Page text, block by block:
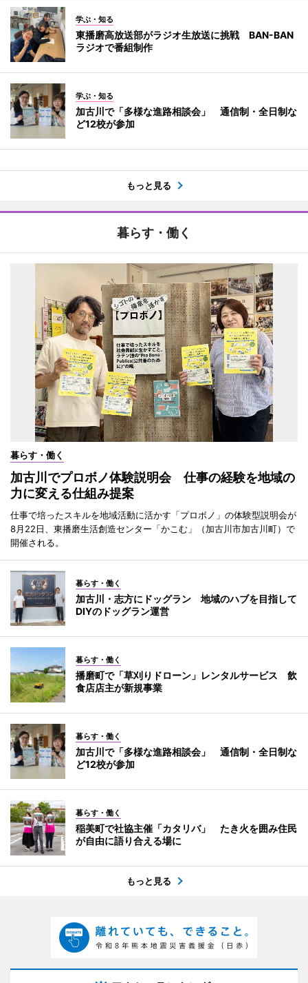
学ぶ・知る
東播磨高放送部がラジオ生放送に挑戦 BAN-BAN
ラジオで番組制作
学ぶ・知る
加古川で「多様な進路相談会」 通信制・全日制な
ど12校が参加
もっと見る
暮らす・働く
暮らす・働く
加古川でプロボノ体験説明会 仕事の経験を地域の
力に変える仕組み提案
仕事で培ったスキルを地域活動に活かす「プロボノ」の体験型説明会が
8月22日、東播磨生活創造センター「かこむ」（加古川市加古川町）で
開催される。
暮らす・働く
加古川・志方にドッグラン 地域のハブを目指して
DIYのドッグラン運営
暮らす・働く
播磨町で「草刈りドローン」レンタルサービス 飲
食店店主が新規事業
暮らす・働く
加古川で「多様な進路相談会」 通信制・全日制な
ど12校が参加
暮らす・働く
稲美町で社協主催「カタリバ」 たき火を囲み住民
が自由に語り合える場に
もっと見る